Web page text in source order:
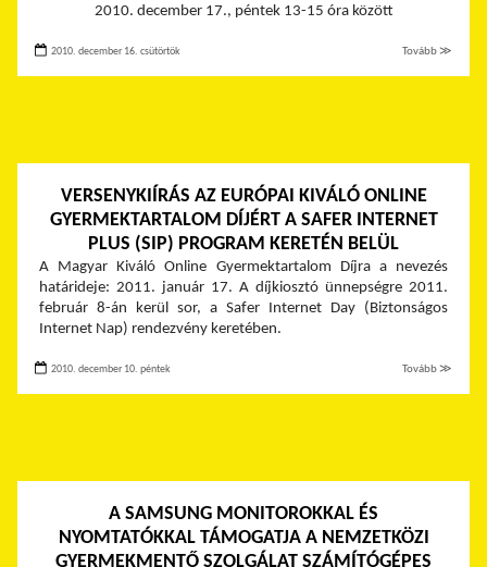
2010. december 17., péntek 13-15 óra között
2010. december 16. csütörtök Tovább ≫
VERSENYKIÍRÁS AZ EURÓPAI KIVÁLÓ ONLINE
GYERMEKTARTALOM DÍJÉRT A SAFER INTERNET
PLUS (SIP) PROGRAM KERETÉN BELÜL
A Magyar Kiváló Online Gyermektartalom Díjra a nevezés
határideje: 2011. január 17. A díjkiosztó ünnepségre 2011.
február 8-án kerül sor, a Safer Internet Day (Biztonságos
Internet Nap) rendezvény keretében.
2010. december 10. péntek Tovább ≫
A SAMSUNG MONITOROKKAL ÉS
NYOMTATÓKKAL TÁMOGATJA A NEMZETKÖZI
GYERMEKMENTŐ SZOLGÁLAT SZÁMÍTÓGÉPES